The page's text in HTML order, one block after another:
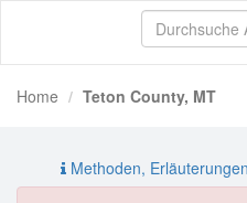
Home Teton County, MT
Methoden,